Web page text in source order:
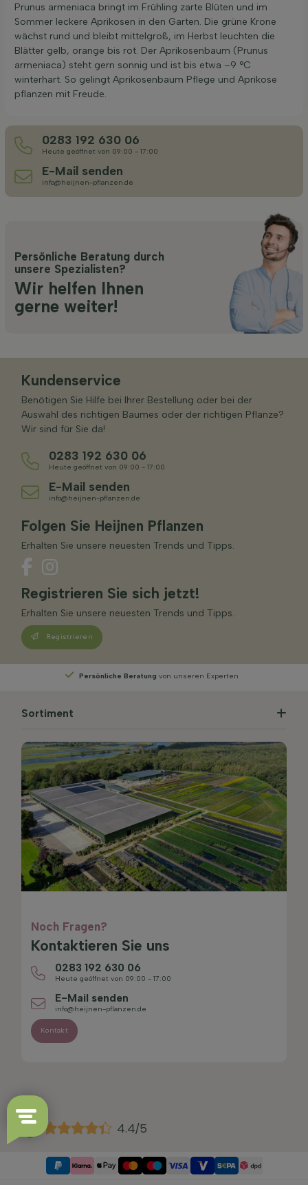
Prunus armeniaca bringt im Frühling zarte Blüten und im
Sommer leckere Aprikosen in den Garten. Die grüne Krone
wächst rund und bleibt mittelgroß, im Herbst leuchten die
Blätter gelb, orange bis rot. Der Aprikosenbaum (Prunus
armeniaca) steht gern sonnig und ist bis etwa –9 °C
winterhart. So gelingt Aprikosenbaum Pflege und Aprikose
pflanzen mit Freude.
0283 192 630 06
Heute geöffnet von 09:00 - 17:00
E-Mail senden
info@heijnen-pflanzen.de
Persönliche Beratung durch
unsere Spezialisten?
Wir helfen Ihnen
gerne weiter!
Kundenservice
Benötigen Sie Hilfe bei Ihrer Bestellung oder bei der
Auswahl des richtigen Baumes oder der richtigen Pflanze?
Wir sind für Sie da!
0283 192 630 06
Heute geöffnet von 09:00 - 17:00
E-Mail senden
info@heijnen-pflanzen.de
Folgen Sie Heijnen Pflanzen
Erhalten Sie unsere neuesten Trends und Tipps.
Registrieren Sie sich jetzt!
Erhalten Sie unsere neuesten Trends und Tipps.
Registrieren
WählenSie Ihre Lieferwoche
Sortiment
Noch Fragen?
Kontaktieren Sie uns
0283 192 630 06
Heute geöffnet von 09:00 - 17:00
E-Mail senden
info@heijnen-pflanzen.de
Kontakt
4.4/5